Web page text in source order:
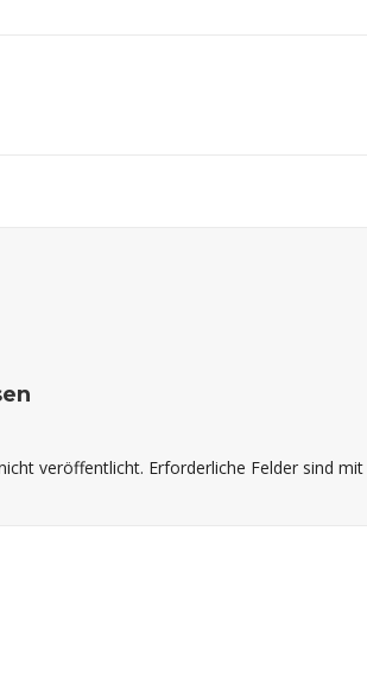
veröffentlicht. Erforderliche Felder sind mit